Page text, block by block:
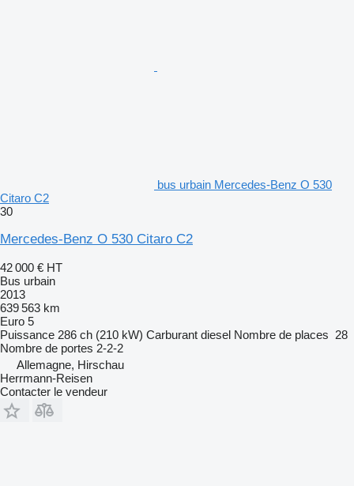
bus urbain Mercedes-Benz O 530
Citaro C2
30
Mercedes-Benz O 530 Citaro C2
42 000 € HT
Bus urbain
2013
639 563 km
Euro 5
Puissance 286 ch (210 kW) Carburant diesel Nombre de places 28
Nombre de portes 2-2-2
Allemagne, Hirschau
Herrmann-Reisen
Contacter le vendeur